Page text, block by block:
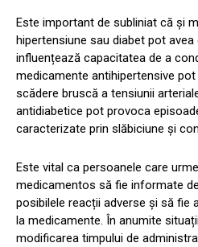
Este important de subliniat că și
hipertensiune sau diabet pot
influențează capacitatea de a
medicamente antihipertensive
scădere bruscă a tensiunii
antidiabetice pot provoca
caracterizate prin slăbiciune și
Este vital ca persoanele care
medicamentos să fie informate
posibilele reacții adverse și să fie
la medicamente. În anumite
modificarea timpului de